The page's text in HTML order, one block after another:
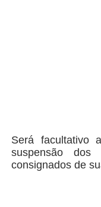
Será facultativo
suspensão dos
consignados de